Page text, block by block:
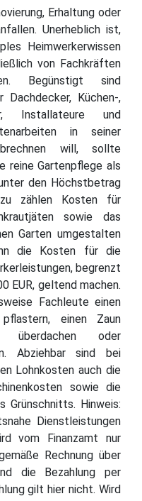
Erhaltung oder
Unerheblich ist,
Heimwerkerwissen
von Fachkräften
Begünstigt sind
Küchen-,
Installateure und
in seiner
will, sollte
reine Gartenpflege als
den Höchstbetrag
zählen Kosten für
sowie das
Garten umgestalten
die Kosten für die
begrenzt
EUR, geltend machen.
Fachleute einen
einen Zaun
oder
Abziehbar sind bei
Lohnkosten auch die
sowie die
Grünschnitts. Hinweis:
Dienstleistungen
vom Finanzamt nur
Rechnung über
die Bezahlung per
gilt hier nicht. Wird